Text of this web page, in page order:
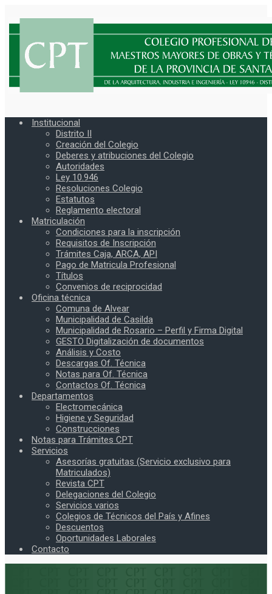
Institucional
Distrito II
Creación del Colegio
Deberes y atribuciones del Colegio
Autoridades
Ley 10.946
Resoluciones Colegio
Estatutos
Reglamento electoral
Matriculación
Condiciones para la inscripción
Requisitos de Inscripción
Trámites Caja, ARCA, API
Pago de Matricula Profesional
Títulos
Convenios de reciprocidad
Oficina técnica
Comuna de Alvear
Municipalidad de Casilda
Municipalidad de Rosario – Perfil y Firma Digital
GESTO Digitalización de documentos
Análisis y Costo
Descargas Of. Técnica
Notas para Of. Técnica
Contactos Of. Técnica
Departamentos
Electromecánica
Higiene y Seguridad
Construcciones
Notas para Trámites CPT
Servicios
Asesorías gratuitas (Servicio exclusivo para
Matriculados)
Revista CPT
Delegaciones del Colegio
Servicios varios
Colegios de Técnicos del País y Afines
Descuentos
Oportunidades Laborales
Contacto